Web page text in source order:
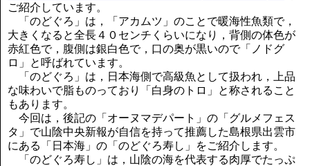
ご紹介しています。
「のどぐろ」は，「アカムツ」のことで暖海性魚類で，
大きくなると全長４０センチくらいになり，背側の体色が
赤紅色で，腹側は銀白色で，口の奥が黒いので「ノドグ
ロ」と呼ばれています。
「のどぐろ」は，日本海側で高級魚として扱われ，上品
な味わいで脂ものっており「白身のトロ」と称されること
もあります。
今回は，後記の「オーヌマデパート」の「グルメフェス
タ」で山陰中央新報が自信を持って推薦した島根県出雲市
にある「日本海」の「のどぐろ寿し」をご紹介します。
「のどぐろ寿し」は，山陰の海を代表する肉厚でたっぷ